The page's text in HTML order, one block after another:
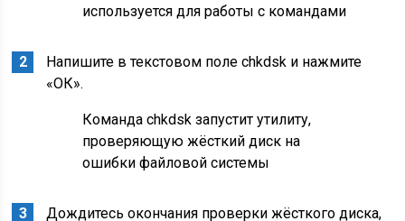
используется для работы с командами
Напишите в текстовом поле chkdsk и нажмите
«ОК».
Команда chkdsk запустит утилиту,
проверяющую жёсткий диск на
ошибки файловой системы
Дождитесь окончания проверки жёсткого диска,